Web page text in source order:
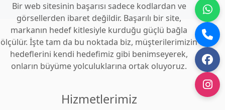
Bir web sitesinin başarısı sadece kodlardan ve
görsellerden ibaret değildir. Başarılı bir site,
markanın hedef kitlesiyle kurduğu güçlü bağla
ölçülür. İşte tam da bu noktada biz, müşterilerimizin
hedeflerini kendi hedefimiz gibi benimseyerek,
onların büyüme yolculuklarına ortak oluyoruz.
Hizmetlerimiz